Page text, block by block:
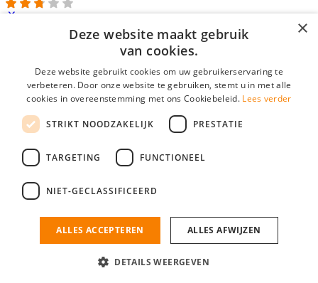
Inloggen als bedrijf
E-mail*
Wachtwoord
login gegevens onthouden
login
Bedrijf aanmelden
nieuwe collega/werknemer zo gevonden!
×
Deze website maakt gebruik
van cookies.
Deze website gebruikt cookies om uw gebruikerservaring te
verbeteren. Door onze website te gebruiken, stemt u in met alle
cookies in overeenstemming met ons Cookiebeleid. Lees verder
STRIKT NOODZAKELIJK PRESTATIE
TARGETING FUNCTIONEEL
NIET-GECLASSIFICEERD
ALLES ACCEPTEREN ALLES AFWIJZEN
DETAILS WEERGEVEN